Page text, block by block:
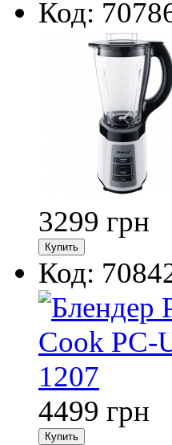
Код:
3299 грн
Код:
4499 грн